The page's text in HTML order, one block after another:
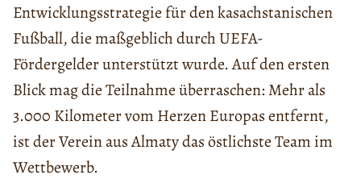
Entwicklungsstrategie für den kasachstanischen
Fußball, die maßgeblich durch UEFA-
Fördergelder unterstützt wurde. Auf den ersten
Blick mag die Teilnahme überraschen: Mehr als
3.000 Kilometer vom Herzen Europas entfernt,
ist der Verein aus Almaty das östlichste Team im
Wettbewerb.